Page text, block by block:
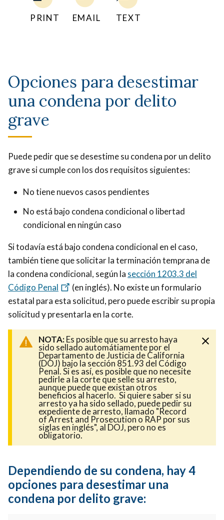
PRINT EMAIL TEXT
Opciones para desestimar
una condena por delito
grave
Puede pedir que se desestime su condena por un delito
grave si cumple con los dos requisitos siguientes:
No tiene nuevos casos pendientes
No está bajo condena condicional o libertad
condicional en ningún caso
Si todavía está bajo condena condicional en el caso,
también tiene que solicitar la terminación temprana de
la condena condicional, según la sección 1203.3 del
Código Penal
(en inglés). No existe un formulario
estatal para esta solicitud, pero puede escribir su propia
solicitud y presentarla en la corte.
NOTA:Es posible que su arresto haya
sido sellado automátiamente por el
Departamento de Justicia de California
(DOJ) bajo la sección 851.93 del Código
Penal. Si es así, es posible que no necesite
pedirle a la corte que selle su arresto,
aunque puede que existan otros
beneficios al hacerlo. Si quiere saber si su
arresto ya ha sido sellado, puede pedir su
expediente de arresto, llamado "Record
of Arrest and Prosecution o RAP por sus
siglas en inglés", al DOJ, pero no es
obligatorio.
Dependiendo de su condena, hay 4
opciones para desestimar una
condena por delito grave: